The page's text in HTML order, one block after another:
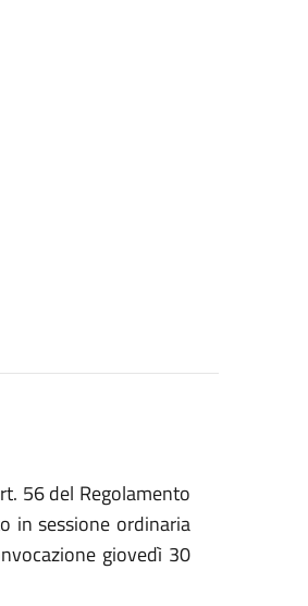
56 del Regolamento
in sessione ordinaria
giovedì 30